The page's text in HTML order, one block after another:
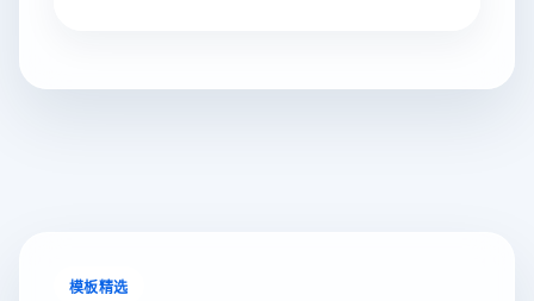
模板精选